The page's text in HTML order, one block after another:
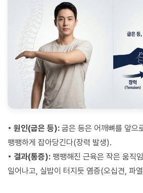
• 원인(굽은 등): 굽은 등은 어깨뼈를 앞으
팽팽하게 잡아당긴다(장력 발생).
• 결과(통증): 팽팽해진 근육은 작은 움직
일어나고, 실밥이 터지듯 염증(오십견, 파